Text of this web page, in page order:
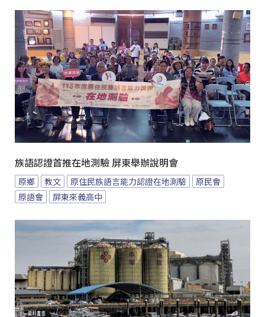
族語認證首推在地測驗 屏東舉辦說明會
原鄉 教文 原住民族語言能力認證在地測驗
原民會
原語會
屏東來義高中